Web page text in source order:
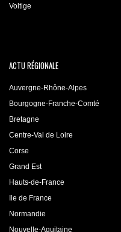
Voltige
ACTU RÉGIONALE
Auvergne-Rhône-Alpes
Bourgogne-Franche-Comté
Bretagne
Centre-Val de Loire
Corse
Grand Est
Hauts-de-France
Ile de France
Normandie
Nouvelle-Aquitaine